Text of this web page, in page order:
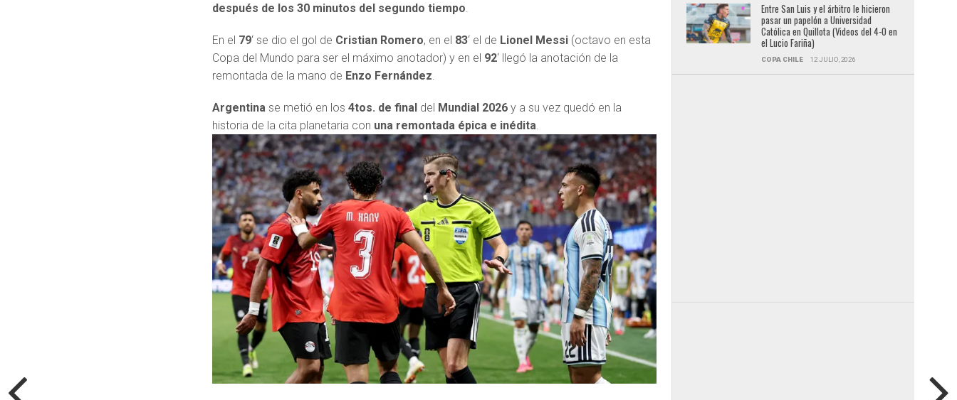
después de los 30 minutos del segundo tiempo
En el 79‘ se dio el gol de Cristian Romero, en el 83‘ el de Lionel Messi (octavo en esta
Copa del Mundo para ser el máximo anotador) y en el 92‘ llegó la anotación de la
remontada de la mano de Enzo Fernández
Argentina se metió en los4tos. de final del Mundial 2026 y a su vez quedó en la
historia de la cita planetaria con una remontada épica e inédita
Entre San Luis y el árbitro le hicieron
pasar un papelón a Universidad
Católica en Quillota (Videos del 4-0 en
el Lucio Fariña)
COPA CHILE 12 JULIO, 2026